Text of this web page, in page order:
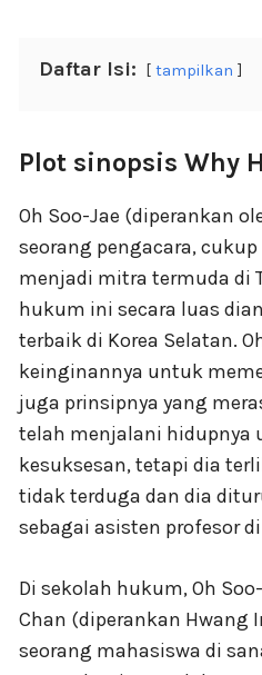
Daftar Isi: tampilkan
Plot sinopsis Why
Oh Soo-Jae (diperankan
seorang pengacara,
menjadi mitra termuda di
hukum ini secara luas
terbaik di Korea Selatan.
keinginannya untuk
juga prinsipnya yang
telah menjalani hidupnya
kesuksesan, tetapi dia
tidak terduga dan dia
sebagai asisten profesor
Di sekolah hukum, Oh
Chan (diperankan Hwang
seorang mahasiswa di